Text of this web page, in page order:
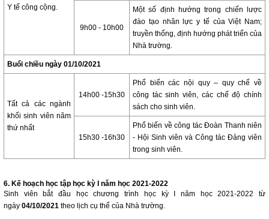
Y tế công cộng.
9h00 - 10h00
Một số định hướng trong chiến lược
đào tạo nhân lực y tế của Việt Nam;
truyền thống, định hướng phát triển của
Nhà trường.
Buổi chiều ngày 01/10/2021
Tất cả các ngành
khối sinh viên năm
thứ nhất
14h00 -15h30
Phổ biến các nội quy – quy chế về
công tác sinh viên, các chế độ chính
sách cho sinh viên.
15h30 -16h30
Phổ biến về công tác Đoàn Thanh niên
- Hội Sinh viên và Công tác Đảng viên
trong sinh viên.
6. Kế hoạch học tập học kỳ I năm học 2021-2022
Sinh viên bắt đầu học chương trình học kỳ I năm học 2021-2022 từ
ngày 04/10/2021 theo lịch cụ thể của Nhà trường.